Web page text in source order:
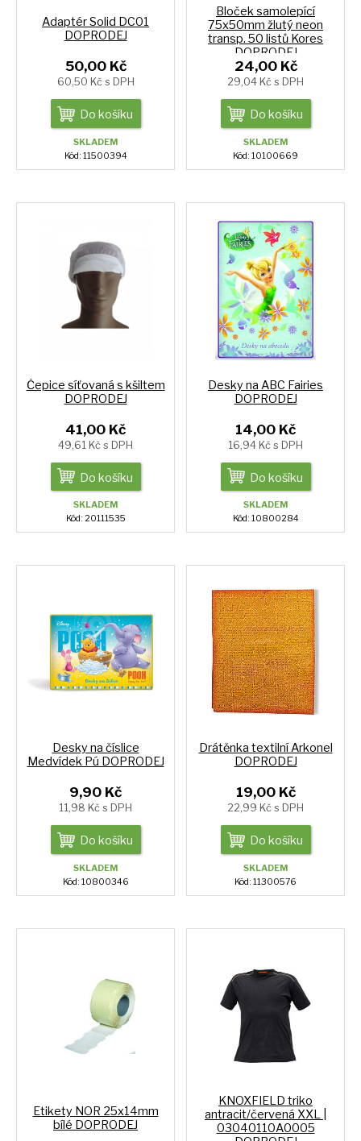
Adaptér Solid DC01
DOPRODEJ
50,00 Kč
60,50 Kč s DPH
Do košíku
SKLADEM
Kód: 11500394
Bloček samolepící
75x50mm žlutý neon
transp. 50 listů Kores
DOPRODEJ
24,00 Kč
29,04 Kč s DPH
Do košíku
SKLADEM
Kód: 10100669
Čepice síťovaná s kšiltem
DOPRODEJ
41,00 Kč
49,61 Kč s DPH
Do košíku
SKLADEM
Kód: 20111535
Desky na ABC Fairies
DOPRODEJ
14,00 Kč
16,94 Kč s DPH
Do košíku
SKLADEM
Kód: 10800284
Desky na číslice
Medvídek Pú DOPRODEJ
9,90 Kč
11,98 Kč s DPH
Do košíku
SKLADEM
Kód: 10800346
Drátěnka textilní Arkonel
DOPRODEJ
19,00 Kč
22,99 Kč s DPH
Do košíku
SKLADEM
Kód: 11300576
Etikety NOR 25x14mm
bílé DOPRODEJ
KNOXFIELD triko
antracit/červená XXL |
03040110A0005